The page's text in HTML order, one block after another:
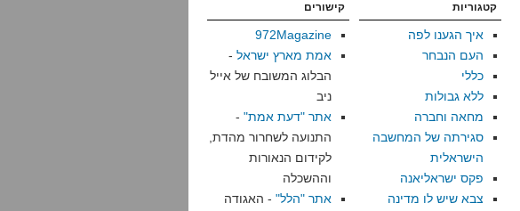
קטגוריות
איך הגענו לפה
העם הנבחר
כללי
ללא גבולות
מחאה וחברה
סגירתה של המחשבה
הישראלית
פקס ישראליאנה
צבא שיש לו מדינה
קישורים
972Magazine
אמת מארץ ישראל -
הבלוג המשובח של אייל
ניב
אתר "דעת אמת" -
התנועה לשחרור מהדת,
לקידום הנאורות
וההשכלה
אתר "הלל" - האגודה